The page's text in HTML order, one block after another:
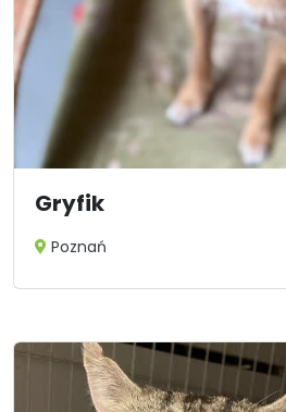
Gryfik
Poznań